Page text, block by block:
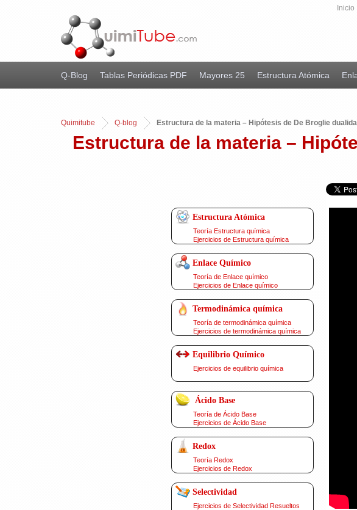
Inicio
Q-Blog Tablas Periódicas PDF Mayores 25 Estructura Atómica
Quimitube Q-blog Estructura de la materia – Hipótesis de De Broglie
Estructura de la materia –
Estructura Atómica
Teoría Estructura química
Ejercicios de Estructura química
Enlace Químico
Teoría de Enlace químico
Ejercicios de Enlace químico
Termodinámica química
Teoría de termodinámica química
Ejercicios de termodinámica química
Equilibrio Químico
Ejercicios de equilibrio química
Ácido Base
Teoría de Ácido Base
Ejercicios de Ácido Base
Redox
Teoría Redox
Ejercicios de Redox
Selectividad
Ejercicios de Selectividad Resueltos